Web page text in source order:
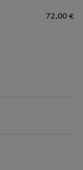
72,00 €